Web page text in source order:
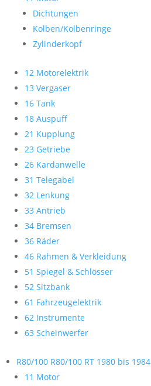
Dichtungen
Kolben/Kolbenringe
Zylinderkopf
12 Motorelektrik
13 Vergaser
16 Tank
18 Auspuff
21 Kupplung
23 Getriebe
26 Kardanwelle
31 Telegabel
32 Lenkung
33 Antrieb
34 Bremsen
36 Räder
46 Rahmen & Verkleidung
51 Spiegel & Schlösser
52 Sitzbank
61 Fahrzeugelektrik
62 Instrumente
63 Scheinwerfer
R80/100 R80/100 RT 1980 bis 1984
11 Motor